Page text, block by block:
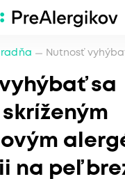
Nutnosť
sa
na peľ